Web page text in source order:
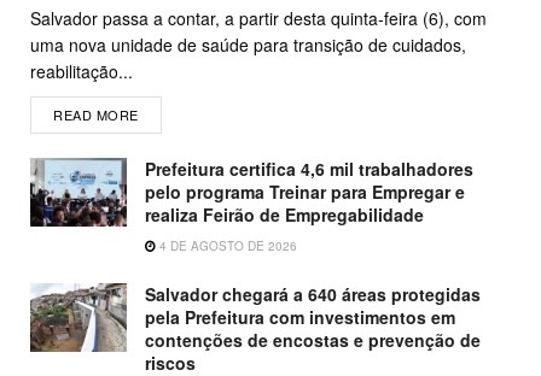
Salvador passa a contar, a partir desta quinta-feira (6), com
uma nova unidade de saúde para transição de cuidados,
reabilitação...
READ MORE
Prefeitura certifica 4,6 mil trabalhadores
pelo programa Treinar para Empregar e
realiza Feirão de Empregabilidade
4 DE AGOSTO DE 2026
Salvador chegará a 640 áreas protegidas
pela Prefeitura com investimentos em
contenções de encostas e prevenção de
riscos